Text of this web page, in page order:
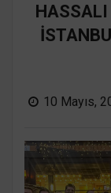
HASSALI
10 Mayıs,